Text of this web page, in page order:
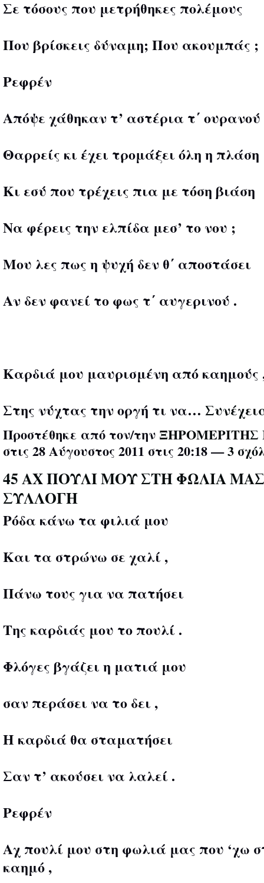
Σε τόσους που μετρήθηκες πολέμους
Που βρίσκεις δύναμη; Που ακουμπάς ;
Ρεφρέν
Απόψε χάθηκαν τ’ αστέρια τ΄ ουρανού
Θαρρείς κι έχει τρομάξει όλη η πλάση
Κι εσύ που τρέχεις πια με τόση βιάση
Να φέρεις την ελπίδα μεσ’ το νου ;
Μου λες πως η ψυχή δεν θ΄ αποστάσει
Αν δεν φανεί το φως τ΄ αυγερινού .
Καρδιά μου μαυρισμένη από καημούς
Στης νύχτας την οργή τι να…
Προστέθηκε από τον/την ΞΗΡΟΜΕΡΙΤΗΣ
στις 28 Αύγουστος 2011 στις 20:18 —3
45 ΑΧ ΠΟΥΛΙ ΜΟΥ ΣΤΗ ΦΩΛΙΑ
ΣΥΛΛΟΓΗ
Ρόδα κάνω τα φιλιά μου
Και τα στρώνω σε χαλί ,
Πάνω τους για να πατήσει
Της καρδιάς μου το πουλί .
Φλόγες βγάζει η ματιά μου
σαν περάσει να το δει ,
Η καρδιά θα σταματήσει
Σαν τ’ ακούσει να λαλεί .
Ρεφρέν
Αχ πουλί μου στη φωλιά μας που ‘χω
καημό ,